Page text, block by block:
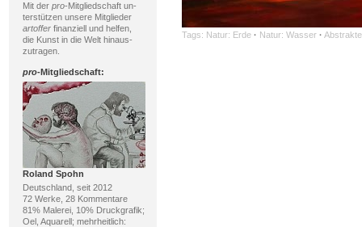
Mit der pro-Mitgliedschaft un-
terstützen unsere Mitglieder
artofferfinanziell und helfen,
die Kunst in die Welt hinaus-
zutragen.
pro-Mitgliedschaft:
Roland Spohn
Deutschland, seit 2012
72 Werke, 28 Kommentare
81% Malerei, 10% Druckgrafik;
Oel, Aquarell; mehrheitlich:
Tags: Natur: Erde · Natur: Wasser ·